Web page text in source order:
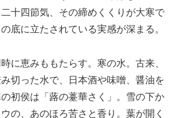
十四節気、その締めくくりが大寒で
底に立たされている実感が深まる。
に恵みももたらす。寒の水。古来、
切った水で、日本酒や味噌、醤油を
初侯は「蕗の薹華さく」。雪の下か
の、あのほろ苦さと香り。葉が開く